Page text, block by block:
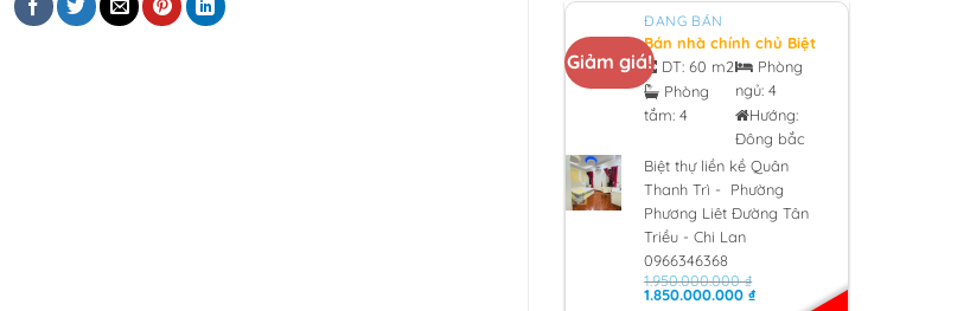
Giảm giá!
ĐANG BÁN
Bán nhà chính chủ Biệt
thự liền kề Quân Thanh
Trì – Phường Phương
Liêt Đường Tân Triều –
Chi Lan 0966346368 -
DT:60 m2
Phòng
tắm:4
Phòng
ngủ: 4
Hướng:
Đông bắc
Biệt thự liền kề Quân
Thanh Trì - Phường
Phương Liêt Đường Tân
Triều - Chi Lan
0966346368
1.950.000.000₫
Giá
1.850.000.000₫Giá